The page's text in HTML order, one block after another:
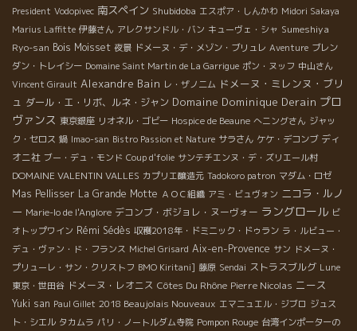
President Vodopivec 南スペイン Shubidoba エスポア・しんかわ Midori Sakaya
Marius Laffitte 伊藤さん アレクサンドル・バン キューヴェ・シャ Sumeshiya
Ryo-san Bois Moisset 夜景 ドメーヌ・デ・メゾン・ブリュレ Aventure ブレン
ダン・トレイシー Domaine Saint Martin de La Garrigue ポン・ヌッフ 中山さん
Vincent Girault Alexandre Bain レ・ザノ二ム ドメーヌ・ミレンヌ・ブリ
ュ ダール・エ・リボ、ルネ・ジャン Domaine Dominique Derain プロ
ヴァンス 東京銀座 リオネル・ゴビー Hospice de Beaune へニングさん ジャッ
ク・セロス 鍋 Imao-san Bistro Passion et Nature サラさん ケケ・デコンブ ディ
オニ社 ブー・デュ・モンド Coup d'folie サンテチエンヌ・デ・ズリエール村
DOMAINE VALENTIN VALLES カプリエ醸造元 Tadokoro patron マダム・ロゼ
Mas Pellisser La Grande Motte ＡＯＣ組織 アミ・ビュヴォン ニコラ・ルノ
ー Marie-lo de l'Anglore デコンブ・ボジョレ・ヌーヴォー ラングロール ビ
オトップワイン Rémi Sédès 収穫2018年・ドミニック・ドゥラン ラ・ルビュー・
デュ・ヴァン・ド・フランス Michel Grisard Aix-en-Provence サン ドメーヌ・
プリューレ・サン・クリストフ BMO Kiritani] 藤原 Sendai ストラスブルグ Lune
東京・世田谷 ドメーヌ・レオニス Côtes Du Rhône Pierre Nicolas ニース
Yuki san Paul Gillet 2018 Beaujolais Nouveaux エマニュエル・ジブロ ジュス
ト・シエル タカムラ パリ・ノートルダム寺院 Pompon Rouge 台湾インポーターの